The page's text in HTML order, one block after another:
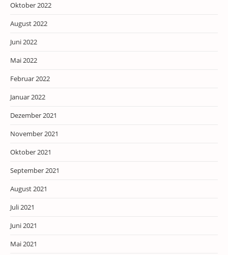
Oktober 2022
August 2022
Juni 2022
Mai 2022
Februar 2022
Januar 2022
Dezember 2021
November 2021
Oktober 2021
September 2021
August 2021
Juli 2021
Juni 2021
Mai 2021